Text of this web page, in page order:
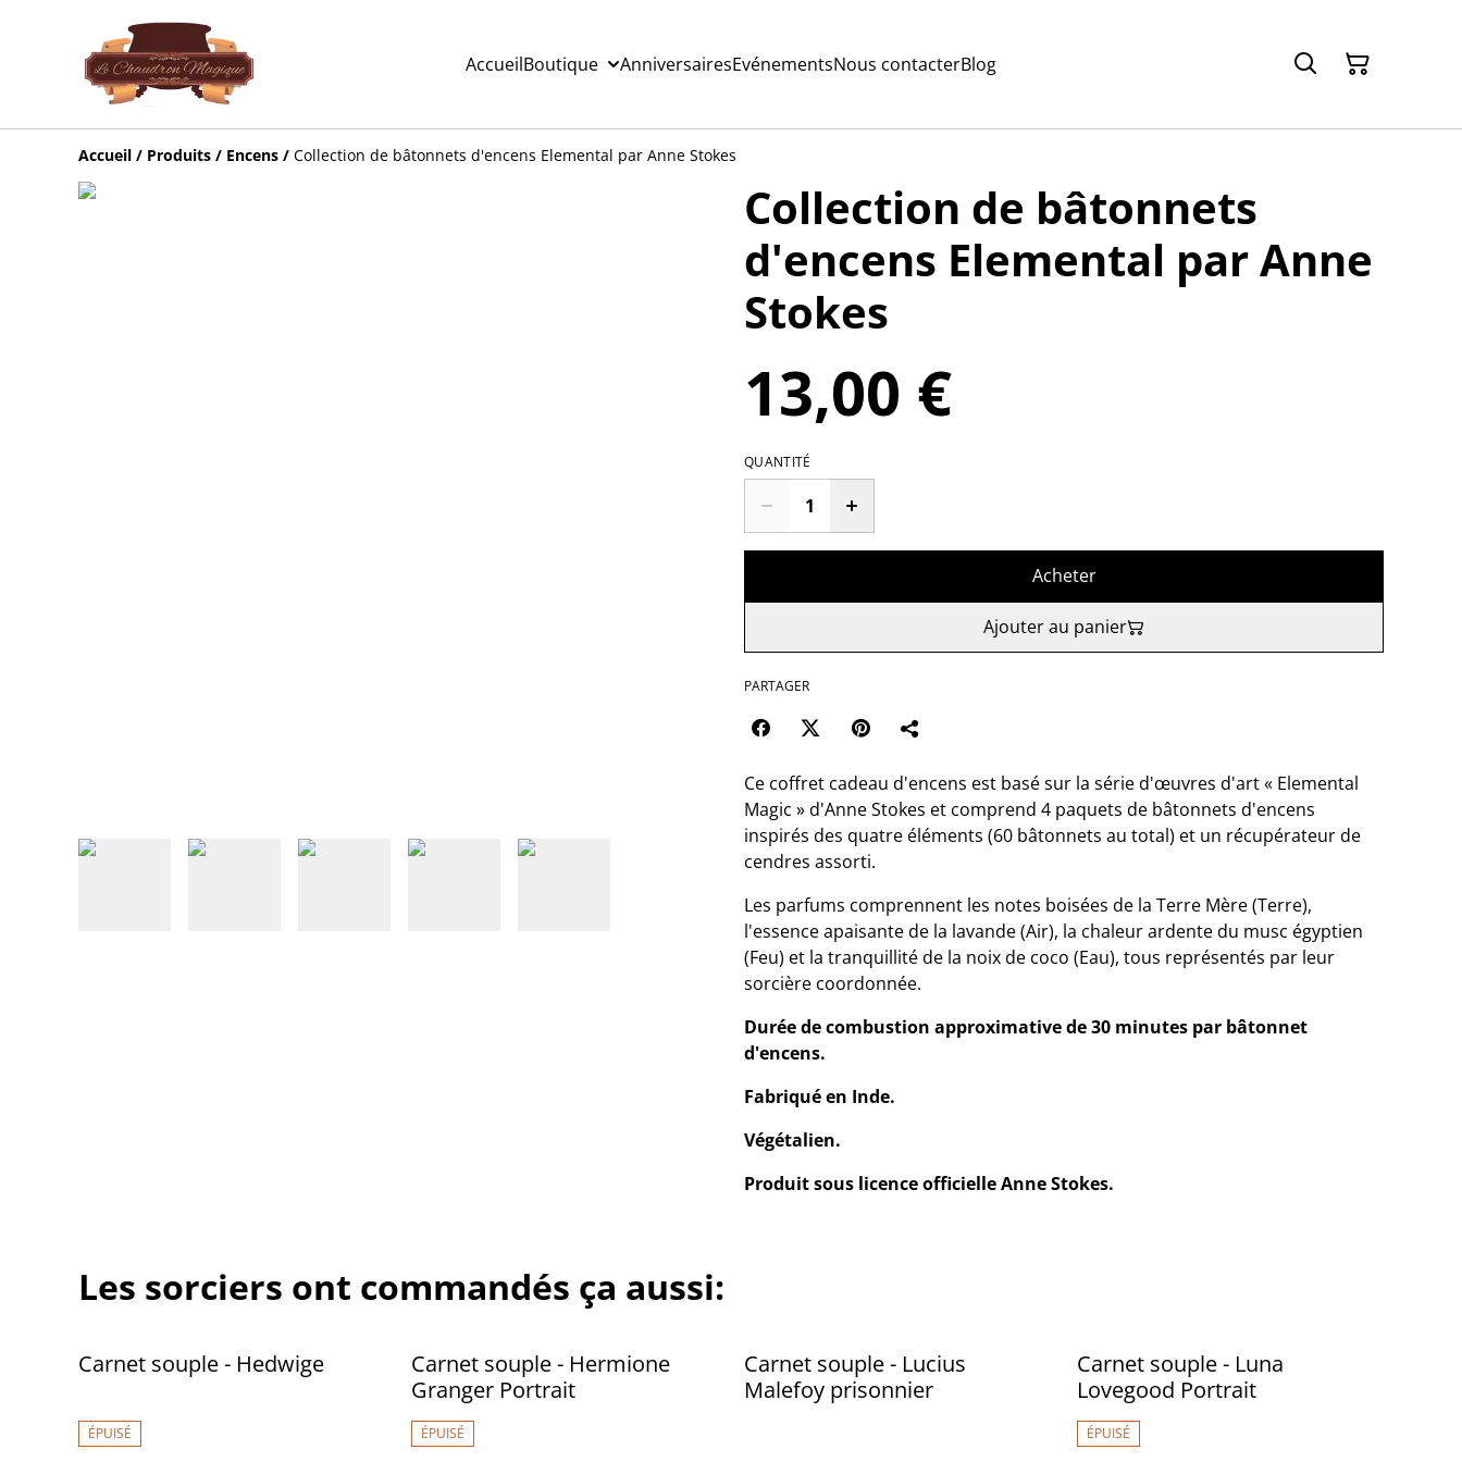
AccueilBoutique AnniversairesEvénementsNous contacterBlog
Accueil / Produits / Encens / Collection de bâtonnets d'encens Elemental par Anne Stokes
Collection de bâtonnets
d'encens Elemental par Anne
Stokes
13,00 €
QUANTITÉ
Acheter
Ajouter au panier
PARTAGER
Ce coffret cadeau d'encens est basé sur la série d'œuvres d'art « Elemental
Magic » d'Anne Stokes et comprend 4 paquets de bâtonnets d'encens
inspirés des quatre éléments (60 bâtonnets au total) et un récupérateur de
cendres assorti.
Les parfums comprennent les notes boisées de la Terre Mère (Terre),
l'essence apaisante de la lavande (Air), la chaleur ardente du musc égyptien
(Feu) et la tranquillité de la noix de coco (Eau), tous représentés par leur
sorcière coordonnée.
Durée de combustion approximative de 30 minutes par bâtonnet
d'encens.
Fabriqué en Inde.
Végétalien.
Produit sous licence officielle Anne Stokes.
Les sorciers ont commandés ça aussi:
Carnet souple - Hedwige
ÉPUISÉ
Carnet souple - Hermione
Granger Portrait
ÉPUISÉ
Carnet souple - Lucius
Malefoy prisonnier
Carnet souple - Luna
Lovegood Portrait
ÉPUISÉ